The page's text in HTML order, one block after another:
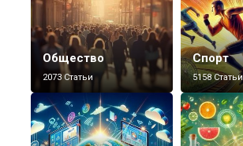
Общество
2073 Статьи
Спорт
5158 Статьи